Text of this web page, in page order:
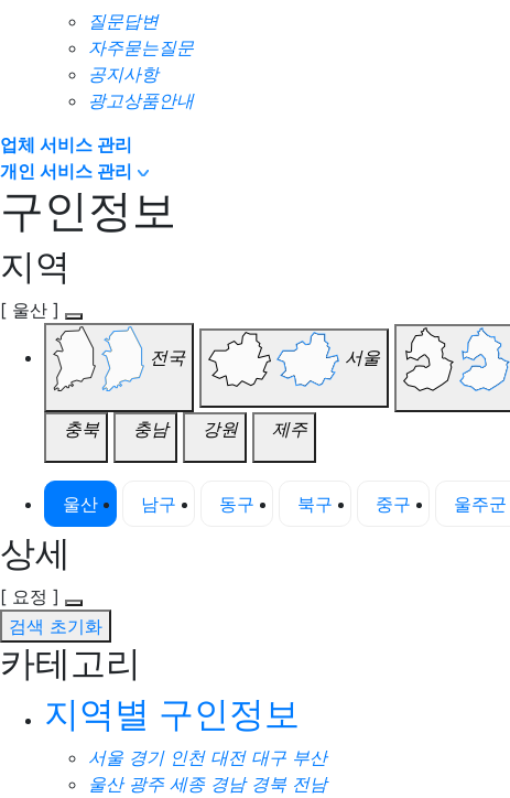
질문답변
자주묻는질문
공지사항
광고상품안내
업체 서비스 관리
개인 서비스 관리
구인정보
지역
[ 울산 ]
전국 서울
충북 충남 강원 제주
울산 남구 동구 북구 중구 울주군
상세
[ 요정 ]
검색 초기화
카테고리
지역별 구인정보
서울 경기 인천 대전 대구 부산
울산 광주 세종 경남 경북 전남